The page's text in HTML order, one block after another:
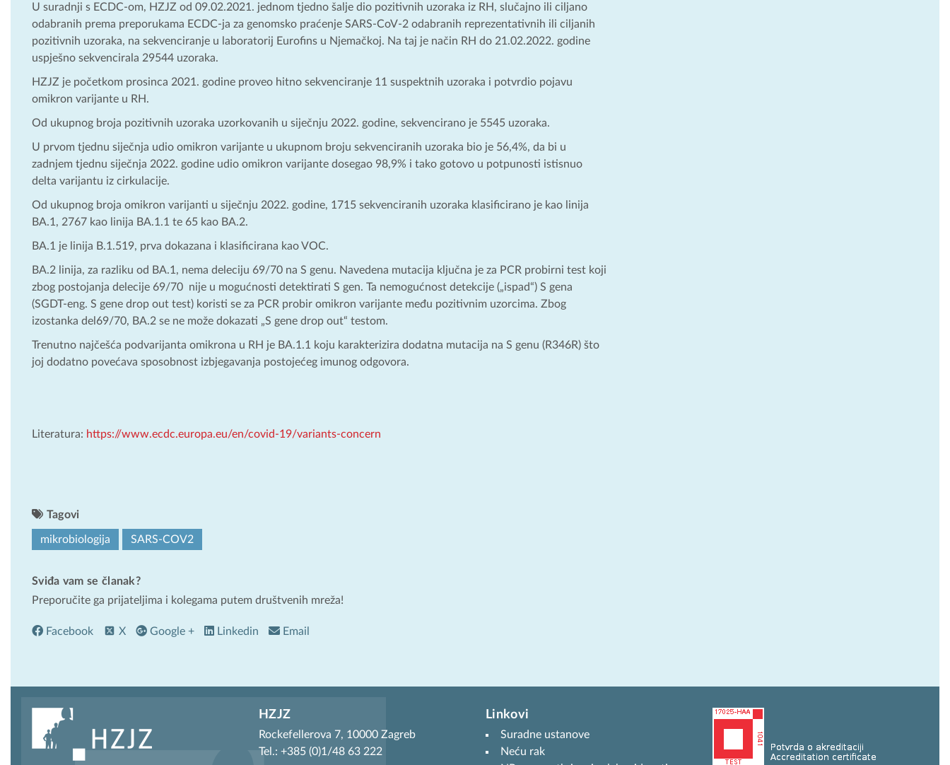
U suradnji s ECDC-om, HZJZ od 09.02.2021. jednom tjedno šalje dio pozitivnih uzoraka iz RH, slučajno ili ciljano
odabranih prema preporukama ECDC-ja za genomsko praćenje SARS-CoV-2 odabranih reprezentativnih ili ciljanih
pozitivnih uzoraka, na sekvenciranje u laboratorij Eurofins u Njemačkoj. Na taj je način RH do 21.02.2022. godine
uspješno sekvencirala 29544 uzoraka.
HZJZ je početkom prosinca 2021. godine proveo hitno sekvenciranje 11 suspektnih uzoraka i potvrdio pojavu
omikron varijante u RH.
Od ukupnog broja pozitivnih uzoraka uzorkovanih u siječnju 2022. godine, sekvencirano je 5545 uzoraka.
U prvom tjednu siječnja udio omikron varijante u ukupnom broju sekvenciranih uzoraka bio je 56,4%, da bi u
zadnjem tjednu siječnja 2022. godine udio omikron varijante dosegao 98,9% i tako gotovo u potpunosti istisnuo
delta varijantu iz cirkulacije.
Od ukupnog broja omikron varijanti u siječnju 2022. godine, 1715 sekvenciranih uzoraka klasificirano je kao linija
BA.1, 2767 kao linija BA.1.1 te 65 kao BA.2.
BA.1 je linija B.1.519, prva dokazana i klasificirana kao VOC.
BA.2 linija, za razliku od BA.1, nema deleciju 69/70 na S genu. Navedena mutacija ključna je za PCR probirni test koji
zbog postojanja delecije 69/70 nije u mogućnosti detektirati S gen. Ta nemogućnost detekcije („ispad“) S gena
(SGDT-eng. S gene drop out test) koristi se za PCR probir omikron varijante među pozitivnim uzorcima. Zbog
izostanka del69/70, BA.2 se ne može dokazati „S gene drop out“ testom.
Trenutno najčešća podvarijanta omikrona u RH je BA.1.1 koju karakterizira dodatna mutacija na S genu (R346R) što
joj dodatno povećava sposobnost izbjegavanja postojećeg imunog odgovora.
Literatura: https://www.ecdc.europa.eu/en/covid-19/variants-concern
Tagovi
mikrobiologija SARS-COV2
Sviđa vam se članak?
Preporučite ga prijateljima i kolegama putem društvenih mreža!
Facebook X Google + Linkedin Email
HZJZ
Rockefellerova 7, 10000 Zagreb
Tel.: +385 (0)1/48 63 222
Linkovi
Suradne ustanove
Neću rak